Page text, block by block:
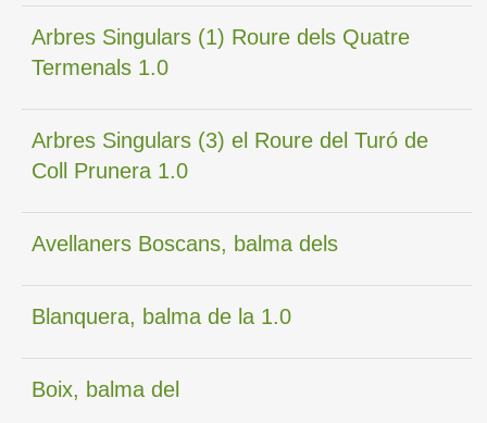
Arbres Singulars (1) Roure dels Quatre
Termenals 1.0
Arbres Singulars (3) el Roure del Turó de
Coll Prunera 1.0
Avellaners Boscans, balma dels
Blanquera, balma de la 1.0
Boix, balma del